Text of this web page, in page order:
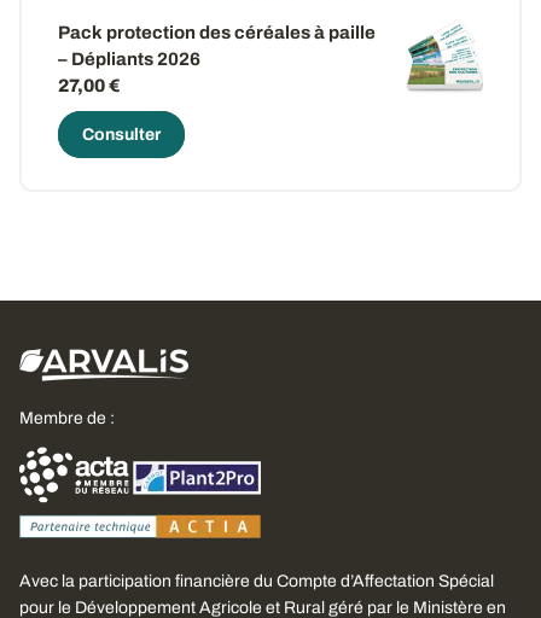
Pack protection des céréales à paille
– Dépliants 2026
27,00 €
Consulter
Membre de :
Avec la participation financière du Compte d’Affectation Spécial
pour le Développement Agricole et Rural géré par le Ministère en